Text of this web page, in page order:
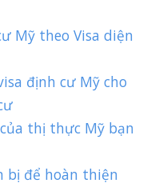
Mỹ theo Visa diện
định cư Mỹ cho
thị thực Mỹ bạn
bị để hoàn thiện